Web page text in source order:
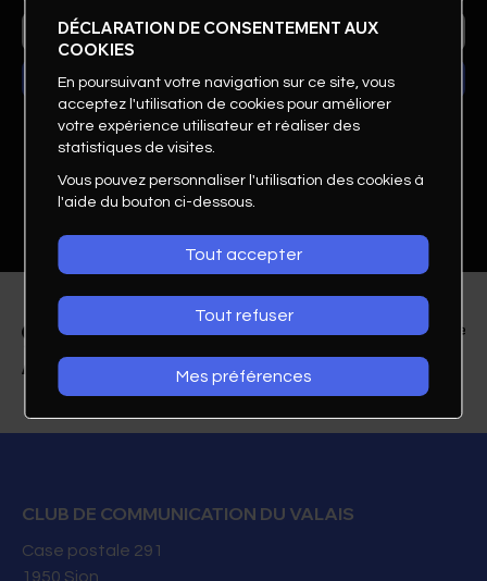
CLUB DE COMMUNICATION DU VALAIS
Case postale 291
1950 Sion
DÉCLARATION DE CONSENTEMENT AUX
COOKIES
En poursuivant votre navigation sur ce site, vous
acceptez l'utilisation de cookies pour améliorer
votre expérience utilisateur et réaliser des
statistiques de visites.
Vous pouvez personnaliser l'utilisation des cookies à
l'aide du bouton ci-dessous.
Tout accepter
Tout refuser
Mes préférences